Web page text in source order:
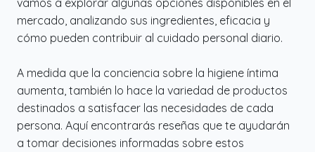
mercado, analizando sus ingredientes, eficacia y
cómo pueden contribuir al cuidado personal diario.
A medida que la conciencia sobre la higiene íntima
aumenta, también lo hace la variedad de productos
destinados a satisfacer las necesidades de cada
persona. Aquí encontrarás reseñas que te ayudarán
a tomar decisiones informadas sobre estos